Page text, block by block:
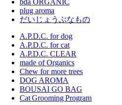
bda ORGANIC
plug aroma
だいじょうぶなもの
A.P.D.C. for dog
A.P.D.C. for cat
A.P.D.C. CLEAR
made of Organics
Chew for more trees
DOG AROMA
BOUSAI GO BAG
Cat Grooming Program